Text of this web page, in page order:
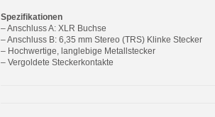
Spezifikationen
– Anschluss A: XLR Buchse
– Anschluss B: 6,35 mm Stereo (TRS) Klinke Stecker
– Hochwertige, langlebige Metallstecker
– Vergoldete Steckerkontakte